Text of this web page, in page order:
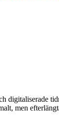
digitaliserade
men